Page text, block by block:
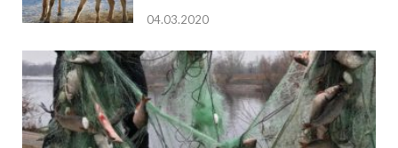
04.03.2020